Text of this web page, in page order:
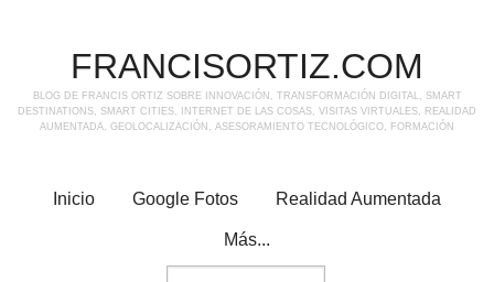
FRANCISORTIZ.COM
BLOG DE FRANCIS ORTIZ SOBRE INNOVACIÓN, TRANSFORMACIÓN DIGITAL, SMART
DESTINATIONS, SMART CITIES, INTERNET DE LAS COSAS, VISITAS VIRTUALES, REALIDAD
AUMENTADA, GEOLOCALIZACIÓN, ASESORAMIENTO TECNOLÓGICO, FORMACIÓN
Inicio Google Fotos Realidad Aumentada
Más...